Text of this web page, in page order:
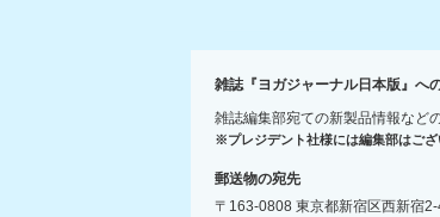
雑誌『ヨガジャーナル日本版』へ
雑誌編集部宛ての新製品情報など
※プレジデント社様には編集部はござ
郵送物の宛先
〒163-0808 東京都新宿区西新宿